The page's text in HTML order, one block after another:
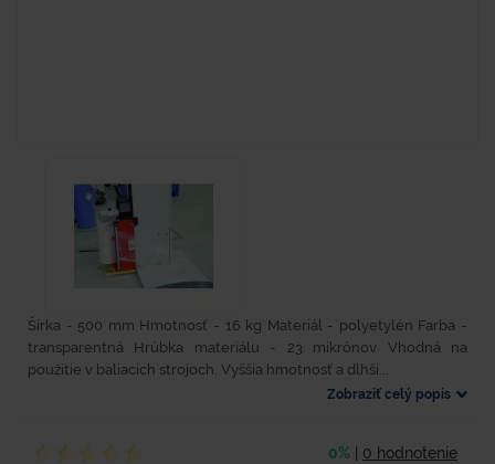
Šírka - 500 mm Hmotnosť - 16 kg Materiál - polyetylén Farba -
transparentná Hrúbka materiálu - 23 mikrónov Vhodná na
použitie v baliacich strojoch. Vyššia hmotnosť a dlhší...
Zobraziť celý popis
0% 0 hodnotenie